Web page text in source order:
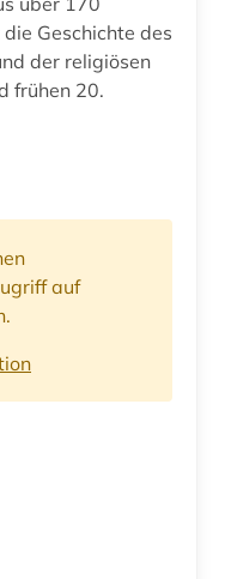
Geschichte des
der religiösen
frühen 20.
auf